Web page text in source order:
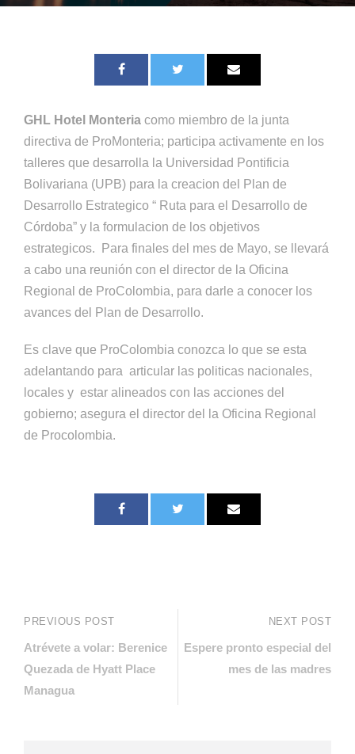
GHL Hotel Monteria como miembro de la junta
directiva de ProMonteria; participa activamente en los
talleres que desarrolla la Universidad Pontificia
Bolivariana (UPB) para la creacion del Plan de
Desarrollo Estrategico “ Ruta para el Desarrollo de
Córdoba” y la formulacion de los objetivos
estrategicos. Para finales del mes de Mayo, se llevará
a cabo una reunión con el director de la Oficina
Regional de ProColombia, para darle a conocer los
avances del Plan de Desarrollo.
Es clave que ProColombia conozca lo que se esta
adelantando para articular las politicas nacionales,
locales y estar alineados con las acciones del
gobierno; asegura el director del la Oficina Regional
de Procolombia.
PREVIOUS POST
Atrévete a volar: Berenice
Quezada de Hyatt Place
Managua
NEXT POST
Espere pronto especial del
mes de las madres